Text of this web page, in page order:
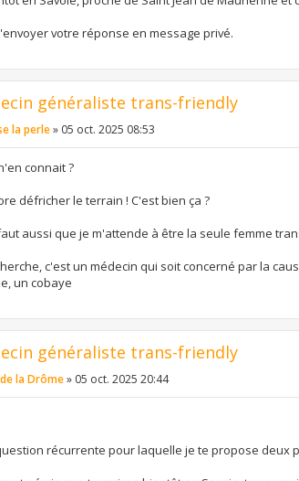
votre réponse en message privé.
généraliste trans-friendly
la perle» 05 oct. 2025 08:53
connait ?
défricher le terrain ! C'est bien ça ?
aussi que je m'attende à être la seule femme
c'est un médecin qui soit concerné par la
un cobaye
généraliste trans-friendly
la Drôme» 05 oct. 2025 20:44
récurrente pour laquelle je te propose deux